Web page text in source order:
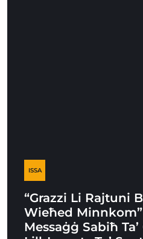
ISSA
“Grazzi Li Rajtuni
Wieħed Minnkom”
Messaġġ Sabiħ